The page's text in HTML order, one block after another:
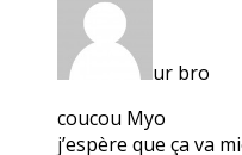
ur bro
coucou Myo
j’espère que ça va